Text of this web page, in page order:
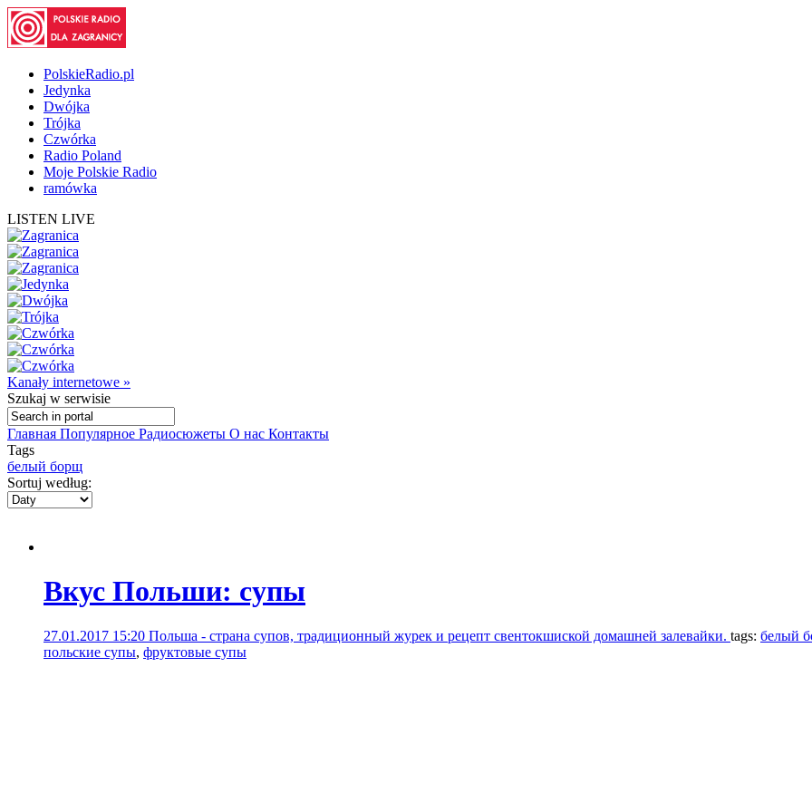
PolskieRadio.pl
Jedynka
Dwójka
Trójka
Czwórka
Radio Poland
Moje Polskie Radio
ramówka
LISTEN LIVE
Kanały internetowe »
Szukaj w serwisie
Главная Популярное Радиосюжеты О нас Контакты
Tags
белый борщ
Sortuj według:
Вкус Польши: супы
27.01.2017 15:20 Польша - страна супов, традиционный журек и рецепт свентокшиской домашней залевайки. tags: белый
польские супы, фруктовые супы